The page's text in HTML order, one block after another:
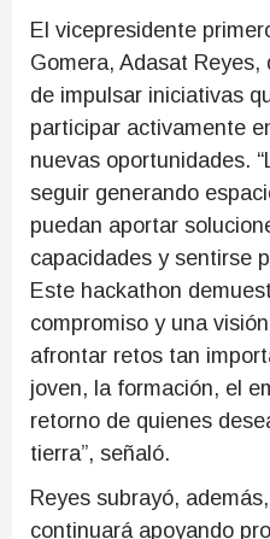
El vicepresidente
Gomera, Adasat
de impulsar iniciativas
participar activamente
nuevas oportunidades.
seguir generando
puedan aportar
capacidades y sentirse
Este hackathon
compromiso y una
afrontar retos tan
joven, la formación, el
retorno de quienes
tierra”, señaló.
Reyes subrayó,
continuará apoyando